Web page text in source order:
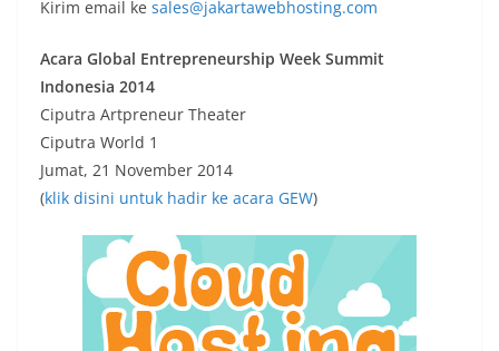
Kirim email ke sales@jakartawebhosting.com
Acara Global Entrepreneurship Week Summit
Indonesia 2014
Ciputra Artpreneur Theater
Ciputra World 1
Jumat, 21 November 2014
(klik disini untuk hadir ke acara GEW)